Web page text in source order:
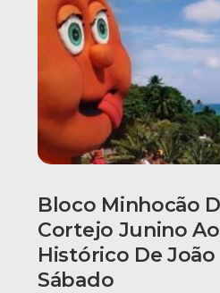
Bloco Minhocão
Cortejo Junino
Histórico De João
Sábado